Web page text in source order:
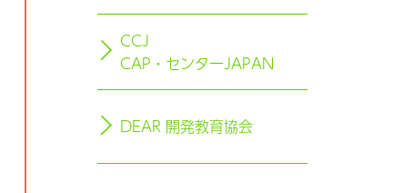
CCJ
CAP・センターJAPAN
DEAR 開発教育協会